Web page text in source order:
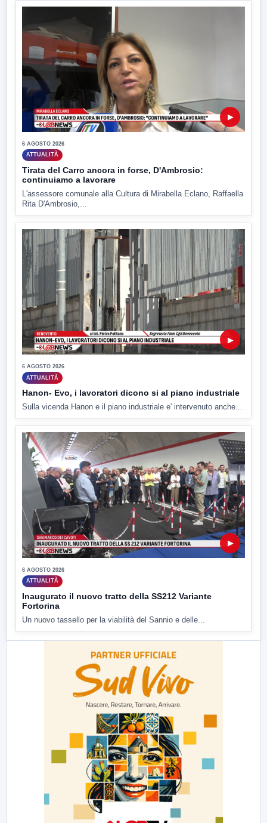
▶
6 AGOSTO 2026
ATTUALITÀ
Tirata del Carro ancora in forse, D'Ambrosio:
continuiamo a lavorare
L'assessore comunale alla Cultura di Mirabella Eclano, Raffaella
Rita D'Ambrosio,...
▶
6 AGOSTO 2026
ATTUALITÀ
Hanon- Evo, i lavoratori dicono si al piano industriale
Sulla vicenda Hanon e il piano industriale e' intervenuto anche...
▶
6 AGOSTO 2026
ATTUALITÀ
Inaugurato il nuovo tratto della SS212 Variante
Fortorina
Un nuovo tassello per la viabilità del Sannio e delle...